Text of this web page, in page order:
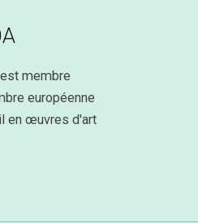
membre
européenne
en œuvres d'art